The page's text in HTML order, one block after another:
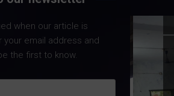
when our article is
your email address and
the first to know.
Now